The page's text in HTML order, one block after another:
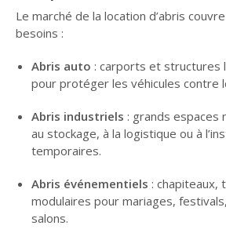
Le marché de la location d’abris
besoins :
Abris auto : carports et structures
pour protéger les véhicules contre
Abris industriels : grands espaces
au stockage, à la logistique ou à
temporaires.
Abris événementiels :
modulaires pour mariages,
salons.